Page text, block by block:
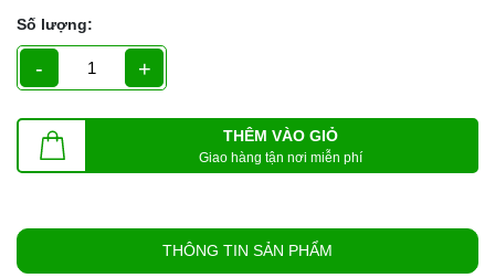
Số lượng:
- +
THÊM VÀO GIỎ
Giao hàng tận nơi miễn phí
THÔNG TIN SẢN PHẨM